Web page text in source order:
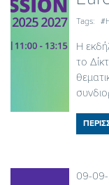
Tags:
Η
το
09-